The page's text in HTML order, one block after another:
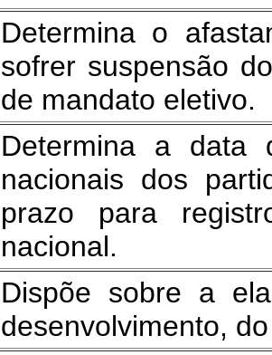
Determina o
sofrer suspensão
de mandato eletivo.
Determina a data
nacionais dos
prazo para
nacional.
Dispõe sobre a
desenvolvimento,